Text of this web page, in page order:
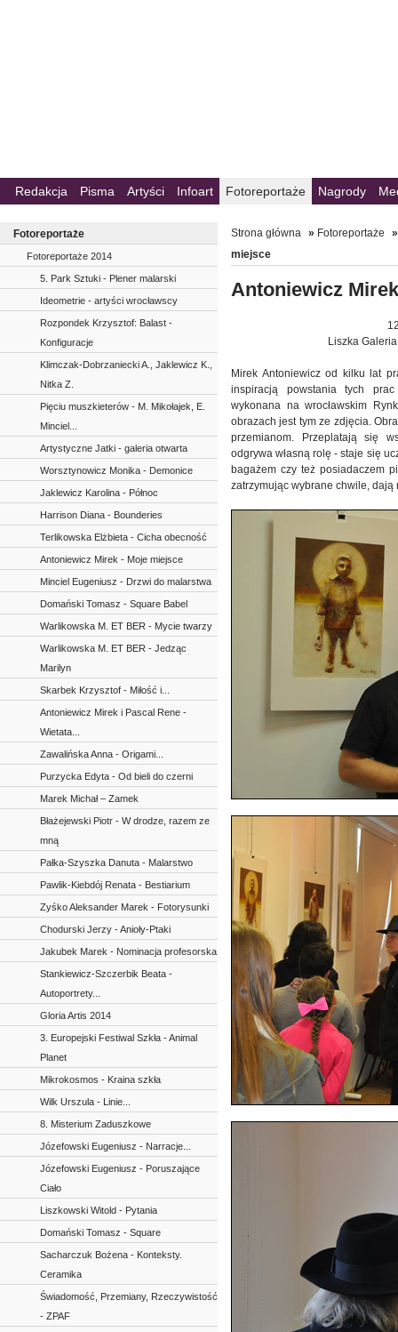
Redakcja Pisma Artyści Infoart Fotoreportaże Nagrody
Fotoreportaże
Fotoreportaże 2014
5. Park Sztuki - Plener malarski
Ideometrie - artyści wrocławscy
Rozpondek Krzysztof: Balast -
Konfiguracje
Klimczak-Dobrzaniecki A., Jaklewicz K.,
Nitka Z.
Pięciu muszkieterów - M. Mikołajek, E.
Minciel...
Artystyczne Jatki - galeria otwarta
Worsztynowicz Monika - Demonice
Jaklewicz Karolina - Północ
Harrison Diana - Bounderies
Terlikowska Elżbieta - Cicha obecność
Antoniewicz Mirek - Moje miejsce
Minciel Eugeniusz - Drzwi do malarstwa
Domański Tomasz - Square Babel
Warlikowska M. ET BER - Mycie twarzy
Warlikowska M. ET BER - Jedząc
Marilyn
Skarbek Krzysztof - Miłość i...
Antoniewicz Mirek i Pascal Rene -
Wietata...
Zawalińska Anna - Origami...
Purzycka Edyta - Od bieli do czerni
Marek Michał – Zamek
Błażejewski Piotr - W drodze, razem ze
mną
Pałka-Szyszka Danuta - Malarstwo
Pawlik-Kiebdój Renata - Bestiarium
Zyśko Aleksander Marek - Fotorysunki
Chodurski Jerzy - Anioły-Ptaki
Jakubek Marek - Nominacja profesorska
Stankiewicz-Szczerbik Beata -
Autoportrety...
Gloria Artis 2014
3. Europejski Festiwal Szkła - Animal
Planet
Mikrokosmos - Kraina szkła
Wilk Urszula - Linie...
8. Misterium Zaduszkowe
Józefowski Eugeniusz - Narracje...
Józefowski Eugeniusz - Poruszające
Ciało
Liszkowski Witold - Pytania
Domański Tomasz - Square
Sacharczuk Bożena - Konteksty.
Ceramika
Świadomość, Przemiany, Rzeczywistość
- ZPAF
Strona główna » Fotoreportaże
miejsce
Antoniewicz
Liszka
Mirek Antoniewicz od kilku lat
inspiracją powstania tych
wykonana na wrocławskim
obrazach jest tym ze zdjęcia.
przemianom. Przeplatają się
odgrywa własną rolę - staje się
bagażem czy też posiadaczem
zatrzymując wybrane chwile, dają